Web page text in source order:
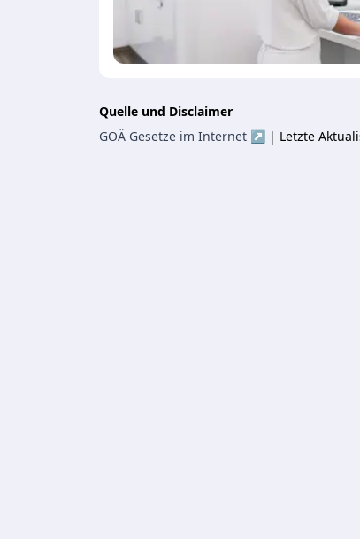
Quelle und Disclaimer
GOÄ Gesetze im Internet ↗ | Letzte